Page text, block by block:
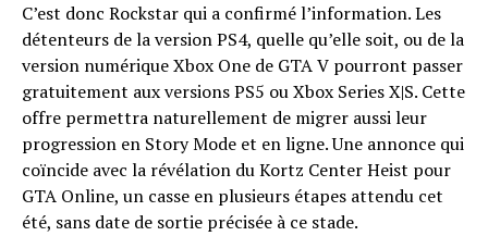
C’est donc Rockstar qui a confirmé l’information. Les
détenteurs de la version PS4, quelle qu’elle soit, ou de la
version numérique Xbox One de GTA V pourront passer
gratuitement aux versions PS5 ou Xbox Series X|S. Cette
offre permettra naturellement de migrer aussi leur
progression en Story Mode et en ligne. Une annonce qui
coïncide avec la révélation du Kortz Center Heist pour
GTA Online, un casse en plusieurs étapes attendu cet
été, sans date de sortie précisée à ce stade.